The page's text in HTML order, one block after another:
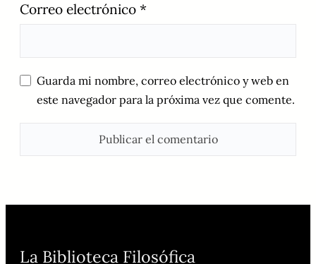
Correo electrónico *
Guarda mi nombre, correo electrónico y web en
este navegador para la próxima vez que comente.
La Biblioteca Filosófica